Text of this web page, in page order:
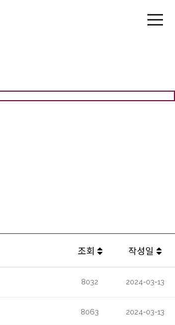
조회 작성일
8032 2024-03-13
8063 2024-03-13